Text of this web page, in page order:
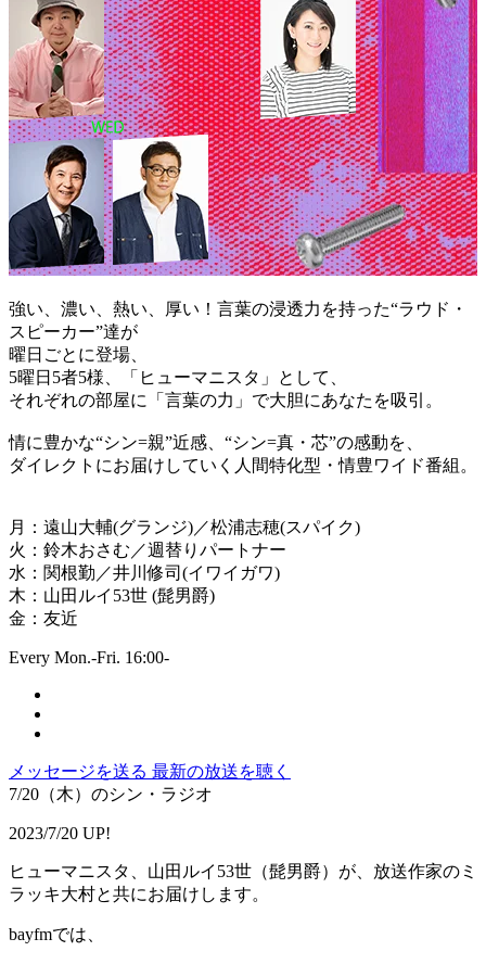
強い、濃い、熱い、厚い！言葉の浸透力を持った“ラウド・
スピーカー”達が
曜日ごとに登場、
5曜日5者5様、「ヒューマニスタ」として、
それぞれの部屋に「言葉の力」で大胆にあなたを吸引。
情に豊かな“シン=親”近感、“シン=真・芯”の感動を、
ダイレクトにお届けしていく人間特化型・情豊ワイド番組。
月：遠山大輔(グランジ)／松浦志穂(スパイク)
火：鈴木おさむ／週替りパートナー
水：関根勤／井川修司(イワイガワ)
木：山田ルイ53世 (髭男爵)
金：友近
Every Mon.-Fri. 16:00-
メッセージを送る 最新の放送を聴く
7/20（木）のシン・ラジオ
2023/7/20 UP!
ヒューマニスタ、山田ルイ53世（髭男爵）が、放送作家のミ
ラッキ大村と共にお届けします。
bayfmでは、